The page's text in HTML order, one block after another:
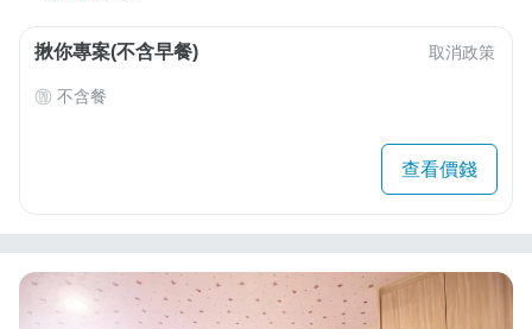
揪你專案(不含早餐) 取消政策
不含餐
查看價錢